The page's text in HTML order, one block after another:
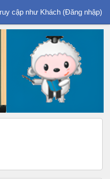
cập như Khách (Đăng nhập)